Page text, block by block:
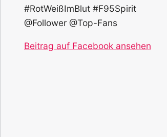
#RotWeißImBlut #F95Spirit
@Follower @Top-Fans
Beitrag auf Facebook ansehen